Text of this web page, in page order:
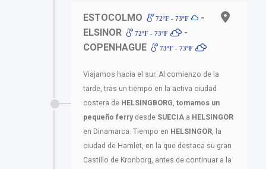
ESTOCOLMO 72ºF - 73ºF
-
ELSINOR
72ºF - 73ºF
-
COPENHAGUE
73ºF - 73ºF
Viajamos hacia el sur. Al comienzo de la
tarde, tras un tiempo en la activa ciudad
costera de HELSINGBORG tomamos un
pequeño ferry desde SUECIA a HELSINGOR
en Dinamarca. Tiempo en HELSINGOR , la
ciudad de Hamlet, en la que destaca su gran
Castillo de Kronborg, antes de continuar a la